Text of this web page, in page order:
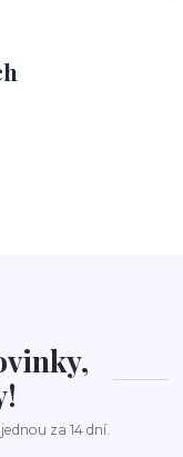
za 14 dní.